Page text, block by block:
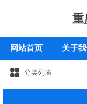
重
网站首页 关于
分类列表